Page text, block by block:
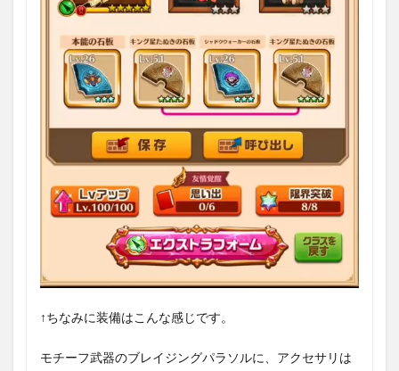
↑ちなみに装備はこんな感じです。
モチーフ武器のブレイジングパラソルに、アクセサリは